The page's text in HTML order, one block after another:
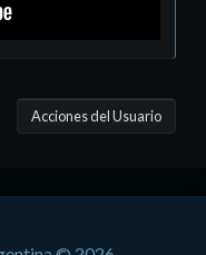
Acciones del Usuario